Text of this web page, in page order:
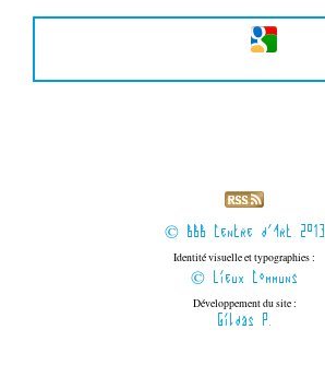
© BBB Centre d'Art 2013
Identité visuelle et typographies :
© Lieux Communs
Développement du site :
Gildas P.